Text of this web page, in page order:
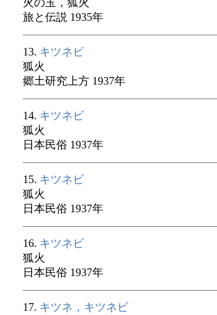
火の玉，狐火
旅と伝説 1935年
13. キツネビ
狐火
郷土研究上方 1937年
14. キツネビ
狐火
日本民俗 1937年
15. キツネビ
狐火
日本民俗 1937年
16. キツネビ
狐火
日本民俗 1937年
17. キツネ，キツネビ